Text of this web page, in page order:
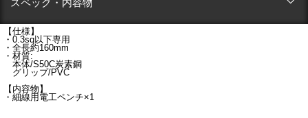
スペック・内容物
【仕様】
・0.3sq以下専用
・全長約160mm
・材質:
本体/S50C炭素鋼
グリップ/PVC
【内容物】
・細線用電工ペンチ×1